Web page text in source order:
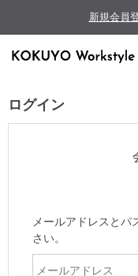
新規会員
ログイン
メールアドレスと
さい。